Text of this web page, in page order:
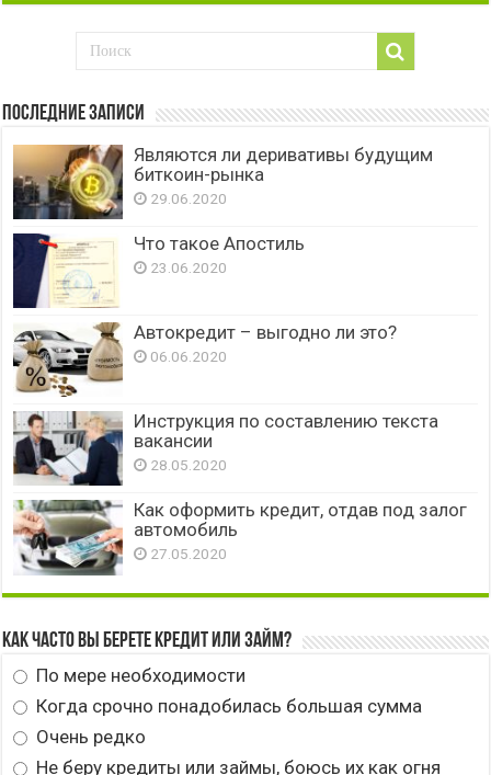
Последние записи
Являются ли деривативы будущим
биткоин-рынка
29.06.2020
Что такое Апостиль
23.06.2020
Автокредит – выгодно ли это?
06.06.2020
Инструкция по составлению текста
вакансии
28.05.2020
Как оформить кредит, отдав под залог
автомобиль
27.05.2020
Как часто вы берете кредит или займ?
По мере необходимости
Когда срочно понадобилась большая сумма
Очень редко
Не беру кредиты или займы, боюсь их как огня